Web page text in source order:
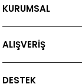
KURUMSAL
ALIŞVERİŞ
DESTEK